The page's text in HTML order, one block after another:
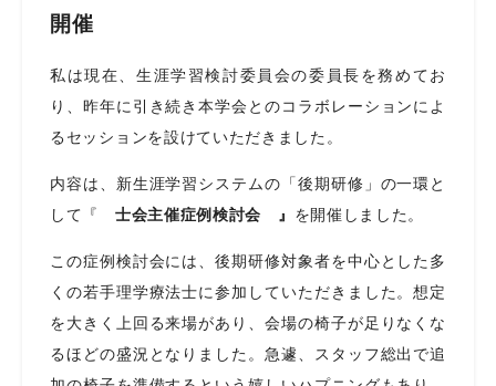
開催
私は現在、生涯学習検討委員会の委員長を務めてお
り、昨年に引き続き本学会とのコラボレーションによ
るセッションを設けていただきました。
内容は、新生涯学習システムの「後期研修」の一環と
して『 士会主催症例検討会 』 を開催しました。
この症例検討会には、後期研修対象者を中心とした多
くの若手理学療法士に参加していただきました。想定
を大きく上回る来場があり、会場の椅子が足りなくな
るほどの盛況となりました。急遽、スタッフ総出で追